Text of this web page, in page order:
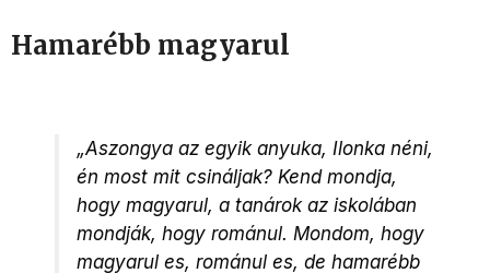
Hamarébb magyarul
„Aszongya az egyik anyuka, Ilonka néni,
én most mit csináljak? Kend mondja,
hogy magyarul, a tanárok az iskolában
mondják, hogy románul. Mondom, hogy
magyarul es, románul es, de hamarébb